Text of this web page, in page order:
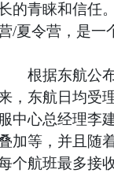
的青睐和信任
/夏令营，是一
根据东航公
，东航日均受
服中心总经理李
加等，并且随
个航班最多接